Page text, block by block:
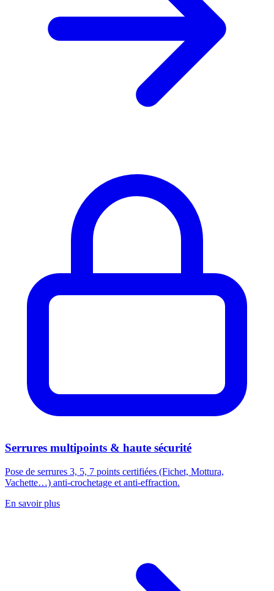
Serrures multipoints & haute sécurité
Pose de serrures 3, 5, 7 points certifiées (Fichet, Mottura,
Vachette…) anti-crochetage et anti-effraction.
En savoir plus